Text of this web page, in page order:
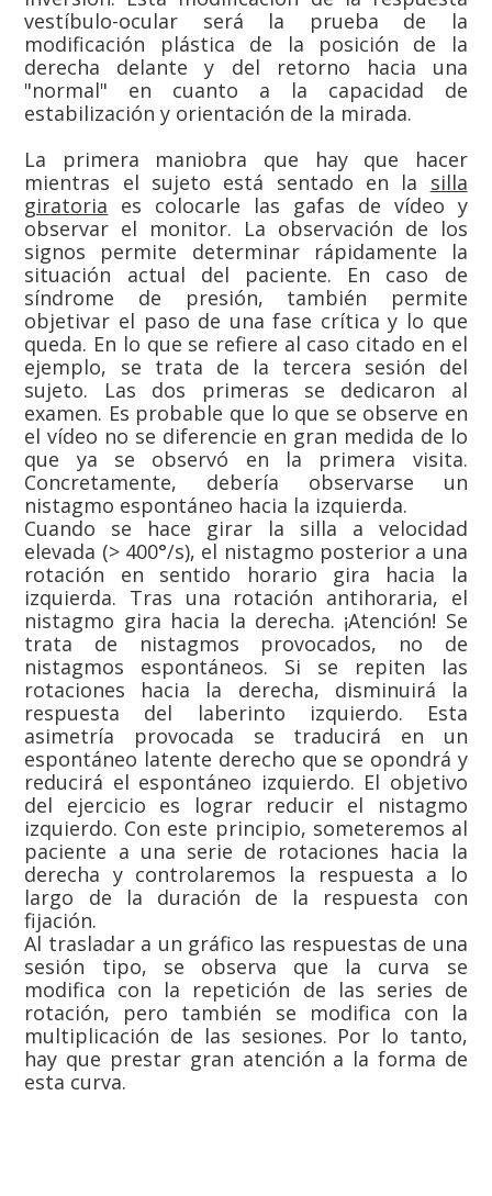
vestíbulo-ocular será la prueba de la
modificación plástica de la posición de la
derecha delante y del retorno hacia una
"normal" en cuanto a la capacidad de
estabilización y orientación de la mirada.
La primera maniobra que hay que hacer
mientras el sujeto está sentado en la silla
giratoria es colocarle las gafas de vídeo y
observar el monitor. La observación de los
signos permite determinar rápidamente la
situación actual del paciente. En caso de
síndrome de presión, también permite
objetivar el paso de una fase crítica y lo que
queda. En lo que se refiere al caso citado en el
ejemplo, se trata de la tercera sesión del
sujeto. Las dos primeras se dedicaron al
examen. Es probable que lo que se observe en
el vídeo no se diferencie en gran medida de lo
que ya se observó en la primera visita.
Concretamente, debería observarse un
nistagmo espontáneo hacia la izquierda.
Cuando se hace girar la silla a velocidad
elevada (> 400°/s), el nistagmo posterior a una
rotación en sentido horario gira hacia la
izquierda. Tras una rotación antihoraria, el
nistagmo gira hacia la derecha. ¡Atención! Se
trata de nistagmos provocados, no de
nistagmos espontáneos. Si se repiten las
rotaciones hacia la derecha, disminuirá la
respuesta del laberinto izquierdo. Esta
asimetría provocada se traducirá en un
espontáneo latente derecho que se opondrá y
reducirá el espontáneo izquierdo. El objetivo
del ejercicio es lograr reducir el nistagmo
izquierdo. Con este principio, someteremos al
paciente a una serie de rotaciones hacia la
derecha y controlaremos la respuesta a lo
largo de la duración de la respuesta con
fijación.
Al trasladar a un gráfico las respuestas de una
sesión tipo, se observa que la curva se
modifica con la repetición de las series de
rotación, pero también se modifica con la
multiplicación de las sesiones. Por lo tanto,
hay que prestar gran atención a la forma de
esta curva.